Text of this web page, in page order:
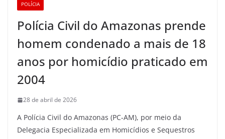
POLÍCIA
Polícia Civil do Amazonas prende
homem condenado a mais de 18
anos por homicídio praticado em
2004
28 de abril de 2026
A Polícia Civil do Amazonas (PC-AM), por meio da
Delegacia Especializada em Homicídios e Sequestros